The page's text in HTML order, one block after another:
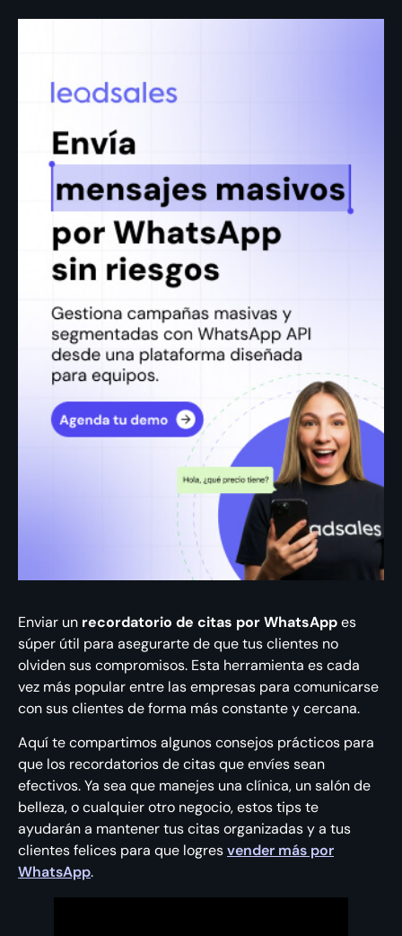
Enviar un recordatorio de citas por WhatsAppes
súper útil para asegurarte de que tus clientes no
olviden sus compromisos. Esta herramienta es cada
vez más popular entre las empresas para comunicarse
con sus clientes de forma más constante y cercana.
Aquí te compartimos algunos consejos prácticos para
que los recordatorios de citas que envíes sean
efectivos. Ya sea que manejes una clínica, un salón de
belleza, o cualquier otro negocio, estos tips te
ayudarán a mantener tus citas organizadas y a tus
clientes felices para que logresvender más por
WhatsApp.